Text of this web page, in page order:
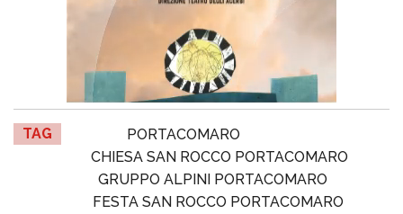
TAG
PORTACOMARO
CHIESA SAN ROCCO PORTACOMARO
GRUPPO ALPINI PORTACOMARO
FESTA SAN ROCCO PORTACOMARO